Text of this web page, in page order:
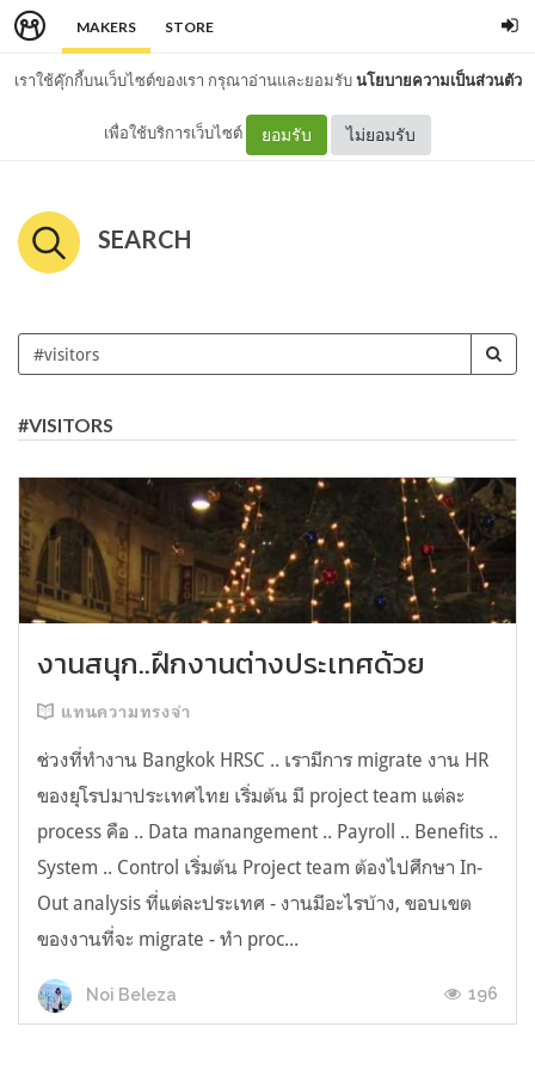
MAKERS STORE
เราใช้คุ๊กกี้บนเว็บไซต์ของเรา กรุณาอ่านและยอมรับนโยบายความเป็นส่วนตัว
เพื่อใช้บริการเว็บไซต์ ยอมรับ ไม่ยอมรับ
SEARCH
#VISITORS
งานสนุก..ฝึกงานต่างประเทศด้วย
แทนความทรงจำ
ช่วงที่ทำงาน Bangkok HRSC .. เรามีการ migrate งาน HR
ของยุโรปมาประเทศไทย เริ่มต้น มี project team แต่ละ
process คือ .. Data manangement .. Payroll .. Benefits ..
System .. Control เริ่มต้น Project team ต้องไปศึกษา In-
Out analysis ที่แต่ละประเทศ - งานมีอะไรบ้าง, ขอบเขต
ของงานที่จะ migrate - ทำ proc...
Noi Beleza 196